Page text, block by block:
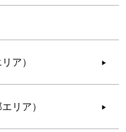
ア） ▶︎
リア） ▶︎